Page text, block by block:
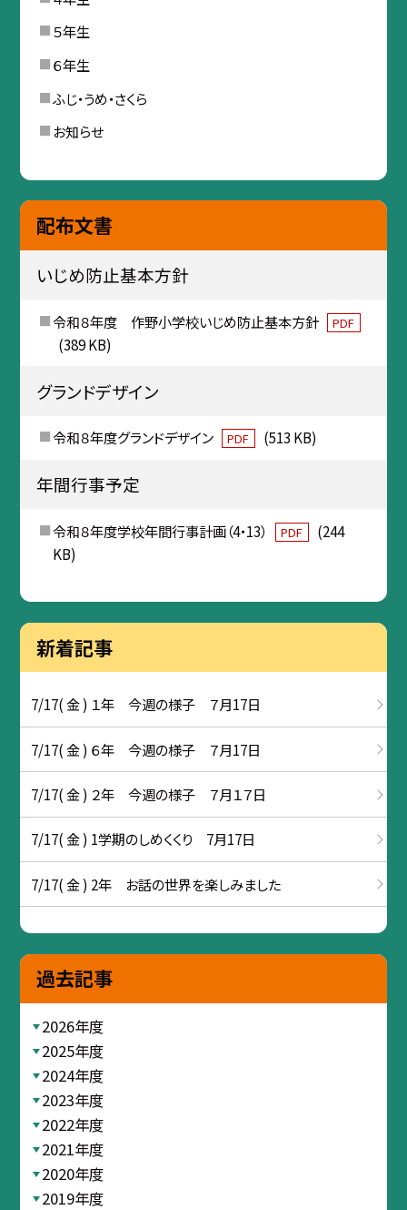
５年生
６年生
ふじ・うめ・さくら
お知らせ
配布文書
いじめ防止基本方針
令和８年度 作野小学校いじめ防止基本方針 PDF
(389 KB)
グランドデザイン
令和８年度グランドデザイン PDF (513 KB)
年間行事予定
令和８年度学校年間行事計画（4・13） PDF
(244
KB)
新着記事
7/17( 金 ) １年 今週の様子 ７月17日
7/17( 金 ) ６年 今週の様子 ７月17日
7/17( 金 ) ２年 今週の様子 ７月１７日
7/17( 金 ) 1学期のしめくくり 7月17日
7/17( 金 ) 2年 お話の世界を楽しみました
過去記事
2026年度
2025年度
2024年度
2023年度
2022年度
2021年度
2020年度
2019年度